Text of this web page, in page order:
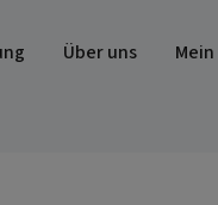
Über uns